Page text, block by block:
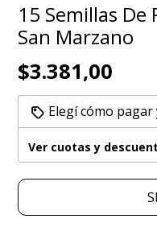
15 Semillas
San Marzano
$3.381,00
Elegí cómo
Ver cuotas y